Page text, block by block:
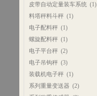
皮带自动定量装车系统(1)
料塔秤料斗秤(1)
电子配料秤(1)
螺旋配料秤(1)
电子平台秤(2)
电子吊钩秤(3)
装载机电子秤(1)
系列重量变送器 (2)